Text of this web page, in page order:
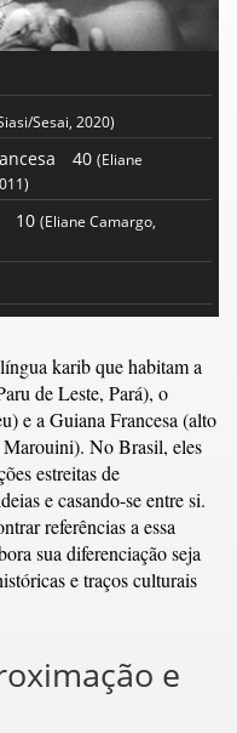
Sesai, 2020)
40(Eliane
10(Eliane Camargo,
karib que habitam a
de Leste, Pará), o
e a Guiana Francesa (alto
No Brasil, eles
estreitas de
e casando-se entre si.
referências a essa
sua diferenciação seja
e traços culturais
e